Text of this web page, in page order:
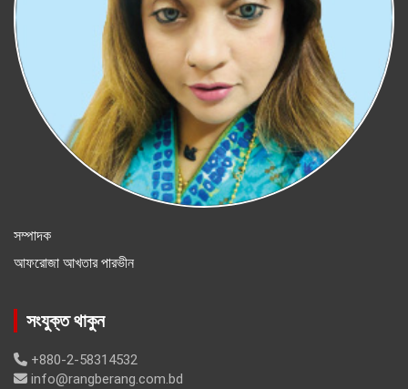
সম্পাদক
আফরোজা আখতার পারভীন
সংযুক্ত থাকুন
+880-2-58314532
info@rangberang.com.bd